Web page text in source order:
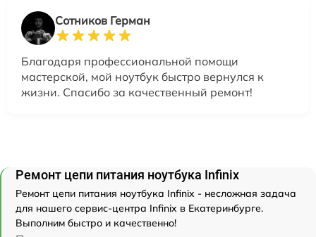
Сотников Герман
Благодаря профессиональной помощи
мастерской, мой ноутбук быстро вернулся к
жизни. Спасибо за качественный ремонт!
Ремонт цепи питания ноутбука Infinix
Ремонт цепи питания ноутбука Infinix - несложная задача
для нашего сервис-центра Infinix в Екатеринбурге.
Выполним быстро и качественно!